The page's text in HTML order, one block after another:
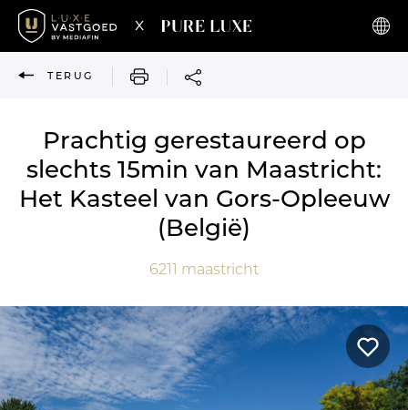
x
TERUG AFDRUKKEN
Prachtig gerestaureerd op
slechts 15min van Maastricht:
Het Kasteel van Gors-Opleeuw
(België)
6211 maastricht